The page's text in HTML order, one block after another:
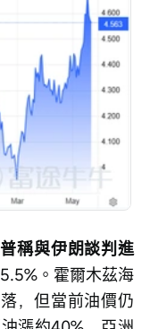
稱與伊朗談判進
。霍爾木茲海
，但當前油價仍